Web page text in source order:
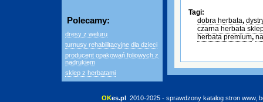
Polecamy:
dresy z weluru
turnusy rehabilitacyjne dla dzieci
producent opakowań foliowych z
nadrukiem
sklep z herbatami
Tagi:
dobra herbata,
czarna herbata
herbata premium,
OKes.pl 2010-2025 - sprawdzony katalog stron www,